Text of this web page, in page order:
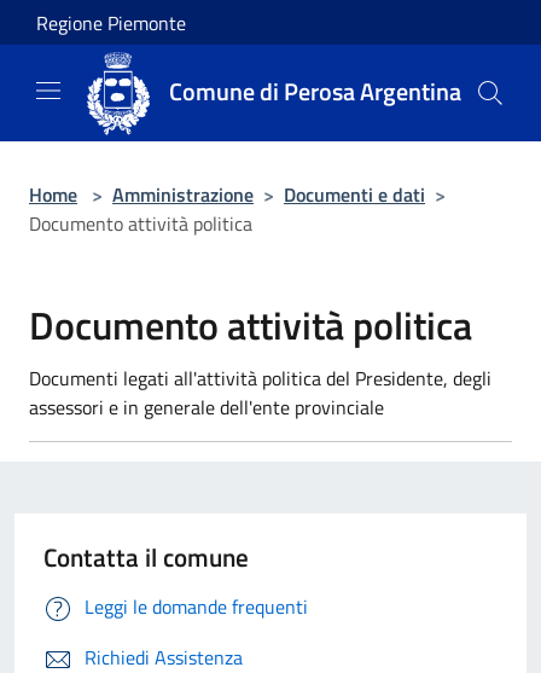
Salta al contenuto principale
Regione Piemonte
Comune di Perosa Argentina
Home > Amministrazione > Documenti e dati >
Documento attività politica
Documento attività politica
Documenti legati all'attività politica del Presidente, degli
assessori e in generale dell'ente provinciale
Contatta il comune
Leggi le domande frequenti
Richiedi Assistenza